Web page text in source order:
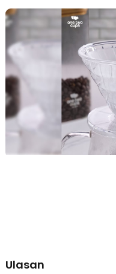
Berkualitas dan Tahan
Karena berfungsi sebagai
coffee dripper terbuat dari
berkualitas. Selain lebih
menahan suhu panas
saat menuangkan air panas
Desain Portabel
Struktur plastik berkualitas
ringan namun kokoh,
pecah seperti dripper kaca
penyeduhan kopi di rumah,
Kelengkapan Produk
Ulasan